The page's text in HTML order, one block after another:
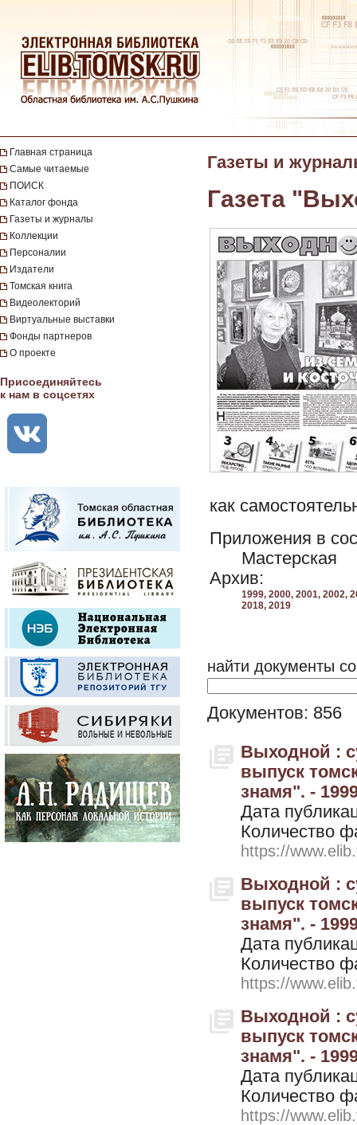
Главная страница
Самые читаемые
ПОИСК
Каталог фонда
Газеты и журналы
Коллекции
Персоналии
Издатели
Томская книга
Видеолекторий
Виртуальные выставки
Фонды партнеров
О проекте
Присоединяйтесь
к нам в соцсетях
Газеты и
Газета
как
Приложения в
Мастерская
Архив:
1999, 2000, 2001, 2002,
2018, 2019
найти документы
Документов: 856
Выходной :
выпуск
знамя". -
Дата
Количество
https://
Выходной :
выпуск
знамя". -
Дата
Количество
https://
Выходной :
выпуск
знамя". -
Дата
Количество
https://